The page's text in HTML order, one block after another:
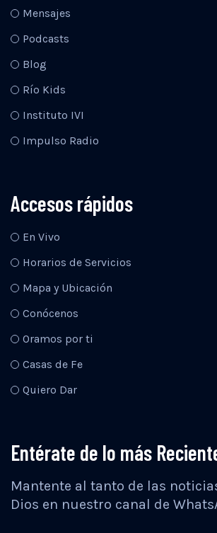
Mensajes
Podcasts
Blog
Río Kids
Instituto IVI
Impulso Radio
Accesos rápidos
En Vivo
Horarios de Servicios
Mapa y Ubicación
Conócenos
Oramos por ti
Casas de Fe
Quiero Dar
Entérate de lo más
Mantente al tanto de las
Dios en nuestro canal de